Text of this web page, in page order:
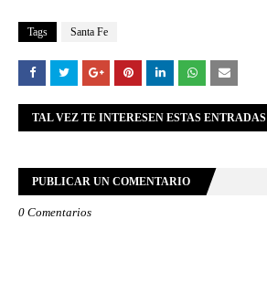
Tags Santa Fe
TAL VEZ TE INTERESEN ESTAS ENTRADAS
PUBLICAR UN COMENTARIO
0 Comentarios